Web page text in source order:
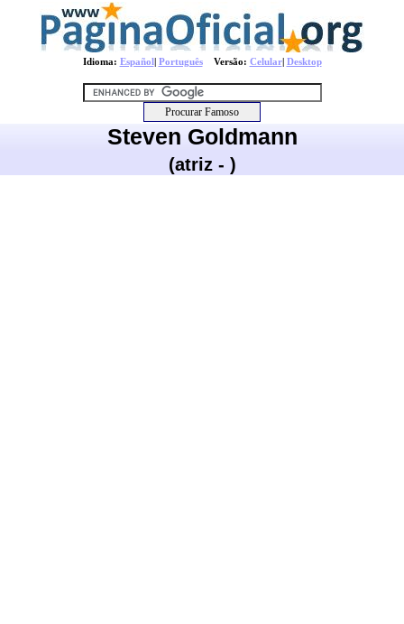
Idioma: Español| PortuguêsVersão: Celular| Desktop
Steven Goldmann
(atriz - )